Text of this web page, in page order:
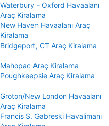
Waterbury - Oxford Havaalanı
Araç Kiralama
New Haven Havaalanı Araç
Kiralama
Bridgeport, CT Araç Kiralama
Mahopac Araç Kiralama
Poughkeepsie Araç Kiralama
Groton/New London Havaalanı
Araç Kiralama
Francis S. Gabreski Havalimanı